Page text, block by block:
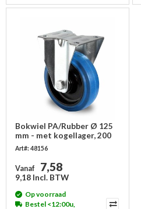
Bokwiel PA/Rubber Ø 125
mm - met kogellager, 200
kg
Art#: 48156
Vanaf 7,58
9,18 Incl. BTW
Op voorraad
Bestel <12:00u,